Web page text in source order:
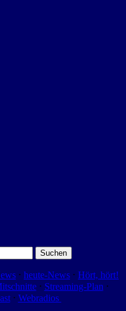
⋅ heute-News ⋅ Hört, hört!
⋅ Streaming-Plan ⋅
⋅ Webradios